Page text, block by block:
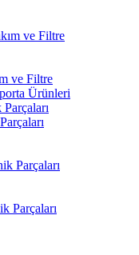
ve Filtre
ve Filtre
Ürünleri
Parçaları
Parçaları